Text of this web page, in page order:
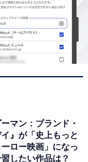
期間限定のス
ります。旅行
活用しましょ
です。あらか
プランを予約
ーマン：ブランド・
』が「史上もっと
ロー映画」になっ
したい作品は？